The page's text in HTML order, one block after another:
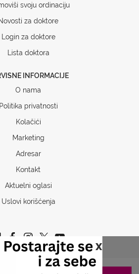
x
svoju ordinaciju
za doktore
Login za doktore
Lista doktora
INFORMACIJE
O nama
Politika privatnosti
Kolačići
Marketing
Adresar
Kontakt
Aktuelni oglasi
Uslovi korišćenja